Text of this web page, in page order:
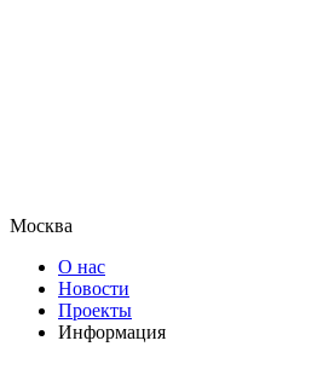
Москва
О нас
Новости
Проекты
Информация